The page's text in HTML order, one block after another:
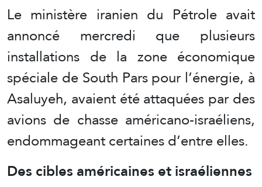
Le ministère iranien du Pétrole avait
annoncé mercredi que plusieurs
installations de la zone économique
spéciale de South Pars pour l’énergie, à
Asaluyeh, avaient été attaquées par des
avions de chasse américano-israéliens,
endommageant certaines d’entre elles.
Des cibles américaines et israéliennes